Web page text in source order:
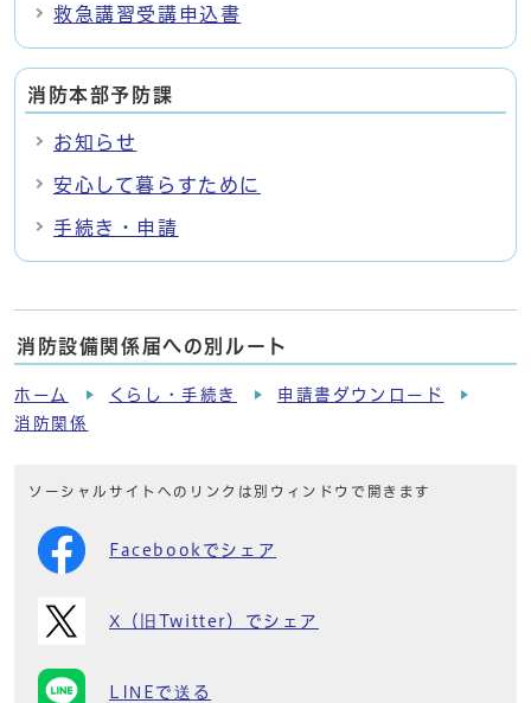
救急講習受講申込書
消防本部予防課
お知らせ
安心して暮らすために
手続き・申請
消防設備関係届への別ルート
ホーム くらし・手続き
申請書ダウンロード
消防関係
ソーシャルサイトへのリンクは別ウィンドウで開きます
Facebookでシェア
X（旧Twitter）でシェア
LINEで送る